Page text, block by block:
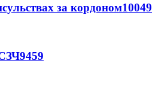
за кордоном10049
9459